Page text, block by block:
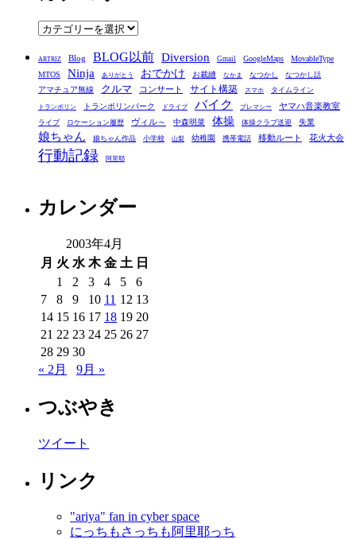
イ
ブ
カ
ゴ
リ
ー
ARTRIZ Blog BLOG以前 Diversion Gmail GoogleMaps
MovableType
MTOS
Ninja ありがとう おでかけ お裁縫 なかま なつかし なつかし話
アマチュア無線 クルマ コンサート サイト構築 スマホ タイムライン
トランポリン トランポリンパーク ドライブ バイク プレマシー ヤマハ音楽教室
ライブ ロケーション履歴 ヴィル～ 中森明菜 体操 体操クラブ送迎 失業
娘ちゃん 娘ちゃん作品 小学校 山梨 幼稚園 携帯電話 移動ルート 花火大会
行動記録 阿里耶
カレンダー
2003年4月
月 火 水 木 金 土 日
1
2 3 4 5
6
7
8 9 10 11 12 13
14 15 16 17 18 19 20
21 22 23 24 25 26 27
28 29 30
« 2月
9月 »
つぶやき
ツイート
リンク
"ariya" fan in cyber space
にっちもさっちも阿里耶っち